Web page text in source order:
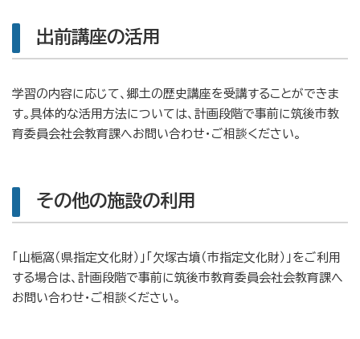
出前講座の活用
学習の内容に応じて、郷土の歴史講座を受講することができま
す。具体的な活用方法については、計画段階で事前に筑後市教
育委員会社会教育課へお問い合わせ・ご相談ください。
その他の施設の利用
「山梔窩（県指定文化財）」「欠塚古墳（市指定文化財）」をご利用
する場合は、計画段階で事前に筑後市教育委員会社会教育課へ
お問い合わせ・ご相談ください。